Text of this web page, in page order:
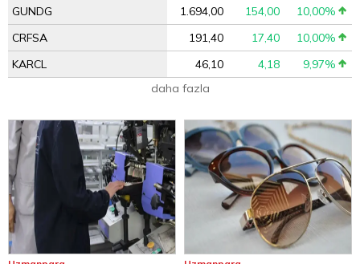
GUNDG
1.694,00 154,00
10,00%
CRFSA
191,40 17,40
10,00%
KARCL
46,10 4,18
9,97%
daha fazla